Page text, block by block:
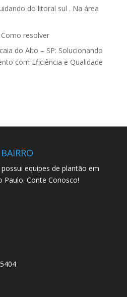
do litoral sul . Na área
resolver
do Alto – SP: Solucionando
com Eficiência e Qualidade
equipes de plantão em
Conte Conosco!